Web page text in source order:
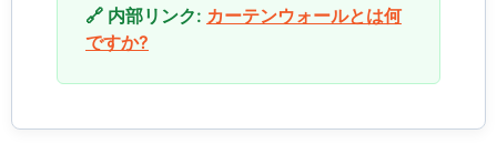
🔗 内部リンク: カーテンウォールとは何
ですか?